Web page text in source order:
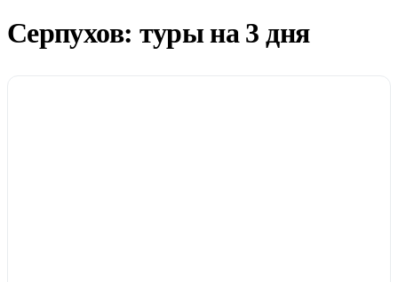
Серпухов: туры на 3 дня